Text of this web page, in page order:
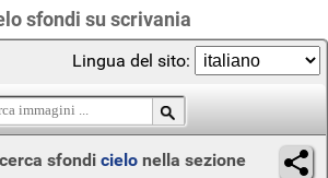
sfondi su scrivania
Lingua del sito:
sfondi cielo nella sezione